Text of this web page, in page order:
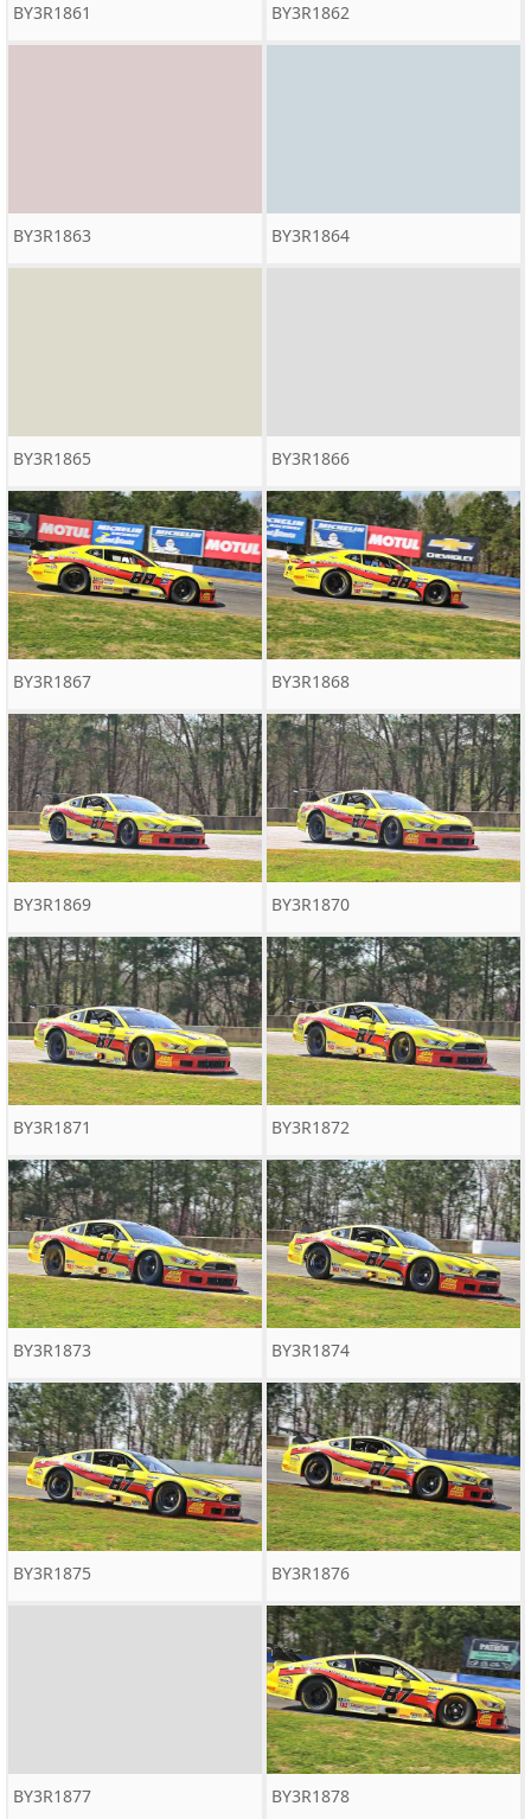
BY3R1861 BY3R1862
BY3R1863 BY3R1864
BY3R1865 BY3R1866
BY3R1867 BY3R1868
BY3R1869 BY3R1870
BY3R1871 BY3R1872
BY3R1873 BY3R1874
BY3R1875 BY3R1876
BY3R1877 BY3R1878